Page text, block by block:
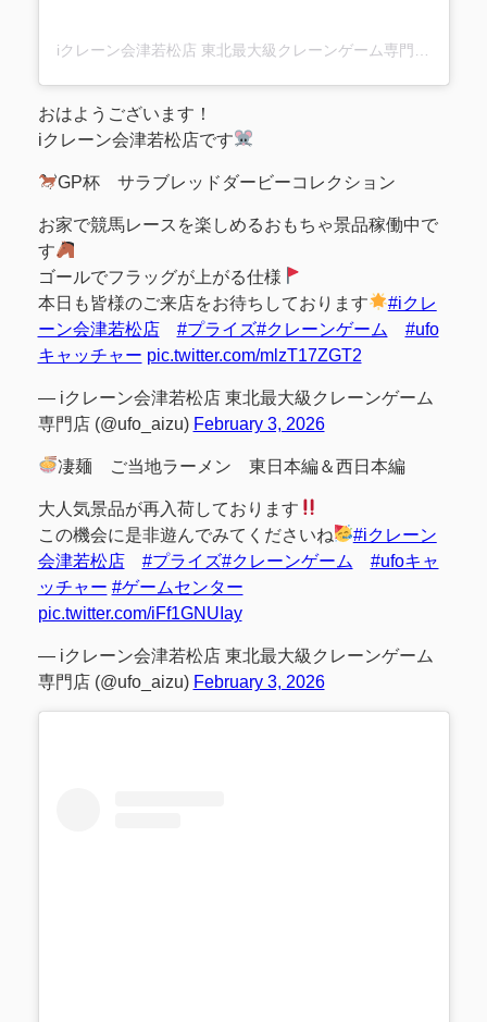
おはようございます！
iクレーン会津若松店です
GP杯 サラブレッドダービーコレクション
お家で競馬レースを楽しめるおもちゃ景品稼働中で
す
ゴールでフラッグが上がる仕様
本日も皆様のご来店をお待ちしております
#iクレ
ーン会津若松店
#プライズ#クレーンゲーム
#ufo
キャッチャー pic.twitter.com/mlzT17ZGT2
— iクレーン会津若松店 東北最大級クレーンゲーム
専門店 (@ufo_aizu) February 3, 2026
凄麺 ご当地ラーメン 東日本編＆西日本編
大人気景品が再入荷しております
この機会に是非遊んでみてくださいね
#iクレーン
会津若松店
#プライズ#クレーンゲーム
#ufoキャ
ッチャー #ゲームセンター
pic.twitter.com/iFf1GNUIay
— iクレーン会津若松店 東北最大級クレーンゲーム
専門店 (@ufo_aizu) February 3, 2026